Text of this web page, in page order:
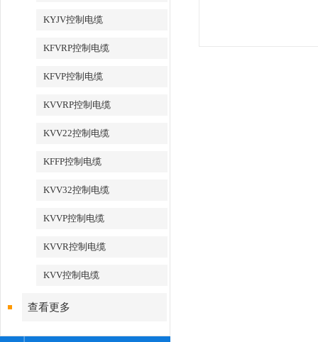
KYJV控制电缆
KFVRP控制电缆
KFVP控制电缆
KVVRP控制电缆
KVV22控制电缆
KFFP控制电缆
KVV32控制电缆
KVVP控制电缆
KVVR控制电缆
KVV控制电缆
查看更多